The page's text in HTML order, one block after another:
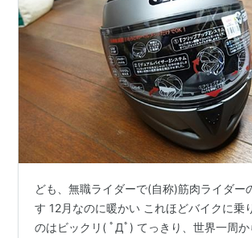
ども、無職ライダーで(自称)筋肉ライダー
す 12月なのに暖かい これほどバイクに乗
のはビックリ( ﾟДﾟ) てっきり、世界一周か